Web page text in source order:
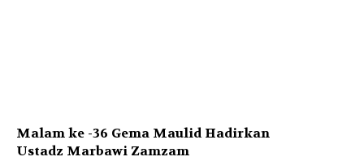
Malam ke -36 Gema Maulid Hadirkan
Ustadz Marbawi Zamzam